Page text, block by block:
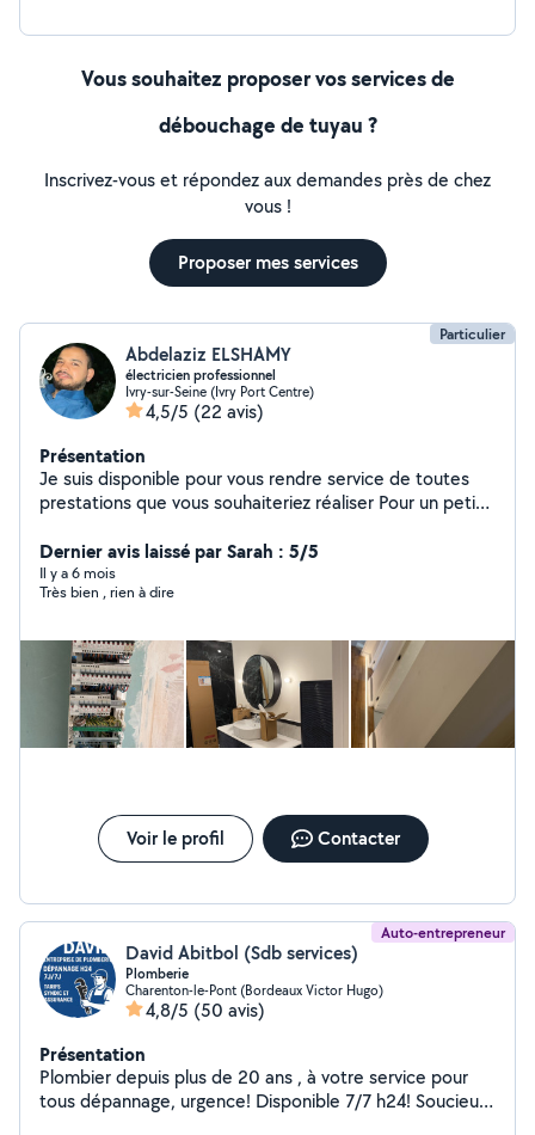
Vous souhaitez proposer vos services de
débouchage de tuyau ?
Inscrivez-vous et répondez aux demandes près de chez
vous !
Proposer mes services
Particulier
Abdelaziz ELSHAMY
électricien professionnel
Ivry-sur-Seine (Ivry Port Centre)
4,5/5 (22 avis)
Présentation
Je suis disponible pour vous rendre service de toutes
prestations que vous souhaiteriez réaliser Pour un petit
Dernier avis laissé par Sarah : 5/5
Il y a 6 mois
Très bien , rien à dire
Voir le profil Contacter
Auto-entrepreneur
David Abitbol (Sdb services)
Plomberie
Charenton-le-Pont (Bordeaux Victor Hugo)
4,8/5 (50 avis)
Présentation
Plombier depuis plus de 20 ans , à votre service pour
tous dépannage, urgence! Disponible 7/7 h24! Soucieux